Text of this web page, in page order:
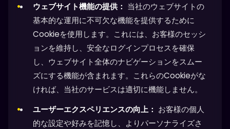
ウェブサイト機能の提供： 当社のウェブサイトの
基本的な運用に不可欠な機能を提供するために
Cookieを使用します。これには、お客様のセッシ
ョンを維持し、安全なログインプロセスを確保
し、ウェブサイト全体のナビゲーションをスムー
ズにする機能が含まれます。これらのCookieがな
ければ、当社のサービスは適切に機能しません。
ユーザーエクスペリエンスの向上： お客様の個人
的な設定や好みを記憶し、よりパーソナライズさ